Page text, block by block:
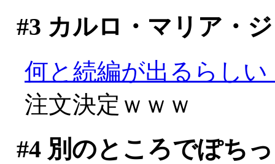
#3 カルロ・マリア・
何と続編が出るらし
注文決定ｗｗｗ
#4別のところでぽち